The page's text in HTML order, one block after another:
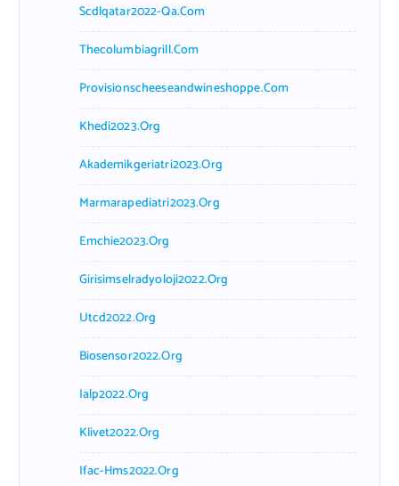
Scdlqatar2022-Qa.com
Thecolumbiagrill.com
Provisionscheeseandwineshoppe.com
Khedi2023.org
Akademikgeriatri2023.org
Marmarapediatri2023.org
Emchie2023.org
Girisimselradyoloji2022.org
Utcd2022.org
Biosensor2022.org
Ialp2022.org
Klivet2022.org
Ifac-Hms2022.org